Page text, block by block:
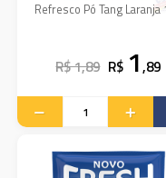
Refresco Pó Tang Laranja
R$ 1,89 R$ 1,89